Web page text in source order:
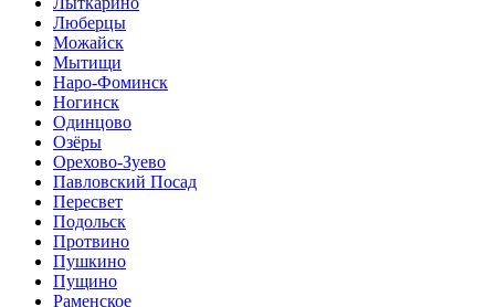
Люберцы
Можайск
Мытищи
Наро-Фоминск
Ногинск
Одинцово
Озёры
Орехово-Зуево
Павловский Посад
Пересвет
Подольск
Протвино
Пушкино
Пущино
Раменское